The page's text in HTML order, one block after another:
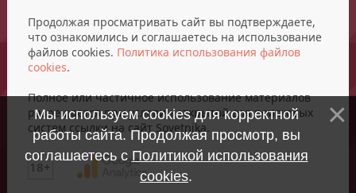
Продолжая просматривать сайт вы подтверждаете,
что ознакомились и соглашаетесь на использование
файлов cookies. Политика использования файлов
cookies.
Полное или частичное использование материалов
разрешается при условии открытой для поисковых
систем ссылки на сайт Sovetnika.
18+
Мы используем cookies для корректной
работы сайта. Продолжая просмотр, вы
соглашаетесь с Политикой использования
cookies.